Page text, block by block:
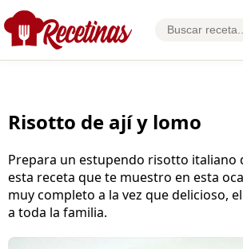
Risotto de ají y lomo
Prepara un estupendo risotto italiano
esta receta que te muestro en esta
muy completo a la vez que delicioso,
a toda la familia.